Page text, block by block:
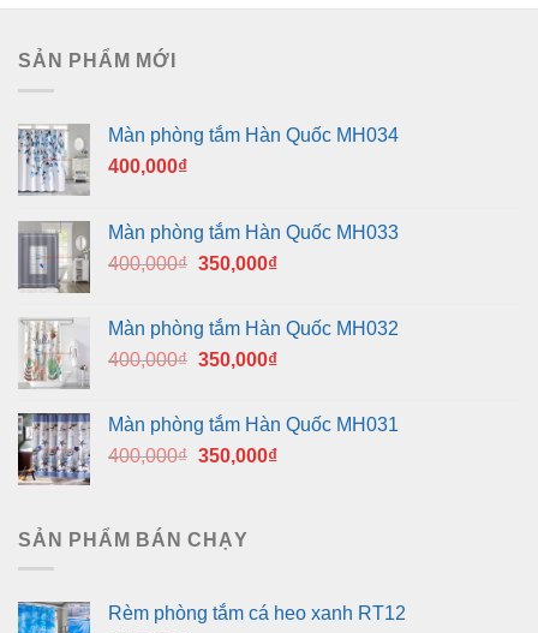
SẢN PHẨM MỚI
Màn phòng tắm Hàn Quốc MH034
400,000₫
Màn phòng tắm Hàn Quốc MH033
400,000₫ Giá
400,000₫.
350,000₫Giá
là:
350,000₫.
Màn phòng tắm Hàn Quốc MH032
400,000₫ Giá
400,000₫.
350,000₫Giá
là:
350,000₫.
Màn phòng tắm Hàn Quốc MH031
400,000₫ Giá
400,000₫.
350,000₫Giá
SẢN PHẨM BÁN CHẠY
Rèm phòng tắm cá heo xanh RT12